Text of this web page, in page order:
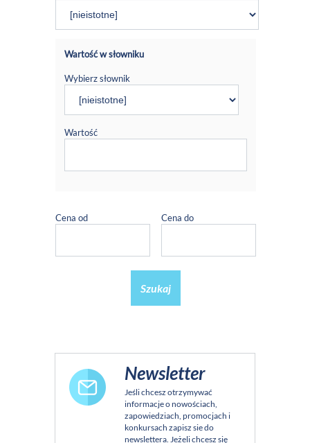
Wartość w słowniku
Wybierz słownik
Wartość
Cena od Cena do
Szukaj
Newsletter
Jeśli chcesz otrzymywać
informacje o nowościach,
zapowiedziach, promocjach i
konkursach zapisz sie do
newslettera. Jeżeli chcesz się